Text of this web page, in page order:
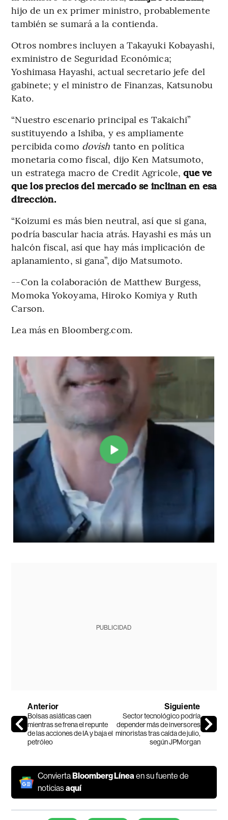
hijo de un ex primer ministro, probablemente
también se sumará a la contienda.
Otros nombres incluyen a Takayuki Kobayashi,
exministro de Seguridad Económica;
Yoshimasa Hayashi, actual secretario jefe del
gabinete; y el ministro de Finanzas, Katsunobu
Kato.
“Nuestro escenario principal es Takaichi”
sustituyendo a Ishiba, y es ampliamente
percibida como dovish tanto en política
monetaria como fiscal, dijo Ken Matsumoto,
un estratega macro de Credit Agricole,que ve
que los precios del mercado se inclinan en esa
dirección.
“Koizumi es más bien neutral, así que si gana,
podría bascular hacia atrás. Hayashi es más un
halcón fiscal, así que hay más implicación de
aplanamiento, si gana”, dijo Matsumoto.
--Con la colaboración de Matthew Burgess,
Momoka Yokoyama, Hiroko Komiya y Ruth
Carson.
Lea más en Bloomberg.com.
PUBLICIDAD
Anterior
Bolsas asiáticas caen
mientras se frena el repunte
de las acciones de IA y baja el
petróleo
Siguiente
Sector tecnológico podría
depender más de inversores
minoristas tras caída de julio,
según JPMorgan
Convierta Bloomberg Líneaen su fuente de
noticiasaquí